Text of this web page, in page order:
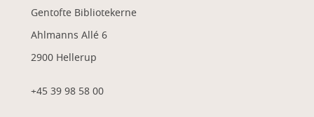
Gentofte Bibliotekerne
Ahlmanns Allé 6
2900 Hellerup
+45 39 98 58 00